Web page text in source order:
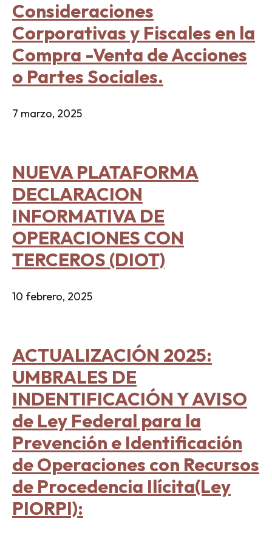
Consideraciones
Corporativas y Fiscales en la
Compra -Venta de Acciones
o Partes Sociales.
7 marzo, 2025
NUEVA PLATAFORMA
DECLARACION
INFORMATIVA DE
OPERACIONES CON
TERCEROS (DIOT)
10 febrero, 2025
ACTUALIZACIÓN 2025:
UMBRALES DE
INDENTIFICACIÓN Y AVISO
de Ley Federal para la
Prevención e Identificación
de Operaciones con Recursos
de Procedencia Ilícita(Ley
PIORPI):